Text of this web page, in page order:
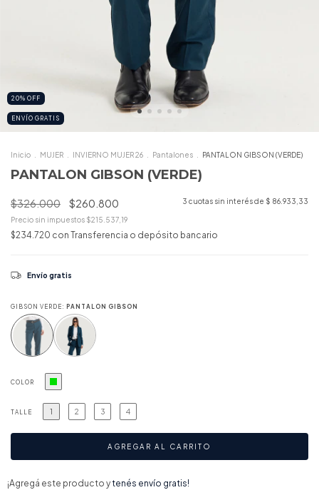
20% OFF
ENVÍO GRATIS
Inicio MUJER INVIERNO MUJER 26 Pantalones PANTALON GIBSON (VERDE)
PANTALON GIBSON (VERDE)
$326.000 $260.800 3 cuotas sin interés de $ 86.933,33
Precio sin impuestos $215.537,19
$234.720 con Transferencia o depósito bancario
Envío gratis
GIBSON VERDE: PANTALON GIBSON
COLOR
TALLE 1 2 3 4
¡Agregá este producto ytenés envío gratis!